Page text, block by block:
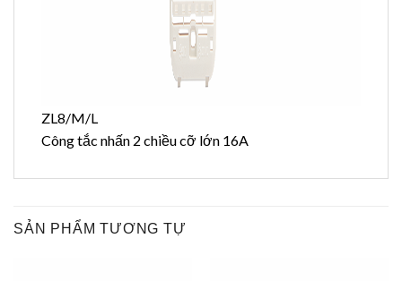
ZL8/M/L
Công tắc nhấn 2 chiều cỡ lớn 16A
SẢN PHẨM TƯƠNG TỰ